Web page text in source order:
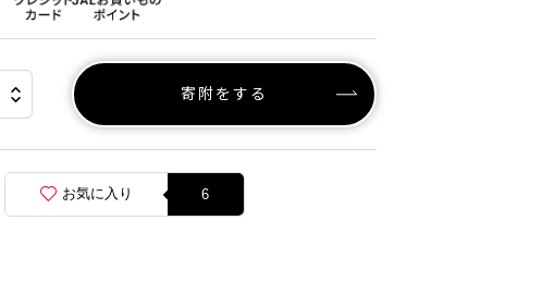
寄附をする
お気に入り 6